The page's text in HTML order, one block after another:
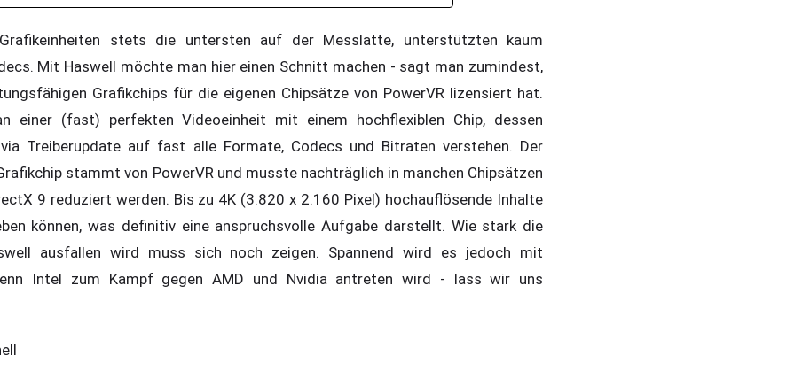
stets die untersten auf der Messlatte, unterstützten kaum
Mit Haswell möchte man hier einen Schnitt machen - sagt man zumindest,
Grafikchips für die eigenen Chipsätze von PowerVR lizensiert hat.
einer (fast) perfekten Videoeinheit mit einem hochflexiblen Chip, dessen
Treiberupdate auf fast alle Formate, Codecs und Bitraten verstehen. Der
stammt von PowerVR und musste nachträglich in manchen Chipsätzen
9 reduziert werden. Bis zu 4K (3.820 x 2.160 Pixel) hochauflösende Inhalte
können, was definitiv eine anspruchsvolle Aufgabe darstellt. Wie stark die
ausfallen wird muss sich noch zeigen. Spannend wird es jedoch mit
Intel zum Kampf gegen AMD und Nvidia antreten wird - lass wir uns